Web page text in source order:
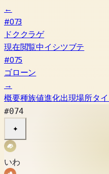
←
#073
ドククラゲ
現在閲覧中イシツブテ
#075
ゴローン
→
概要種族値進化出現場所タ
#074
✦
いわ